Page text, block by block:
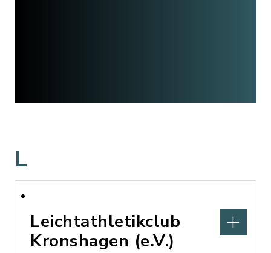
L
Leichtathletikclub
Kronshagen (e.V.)